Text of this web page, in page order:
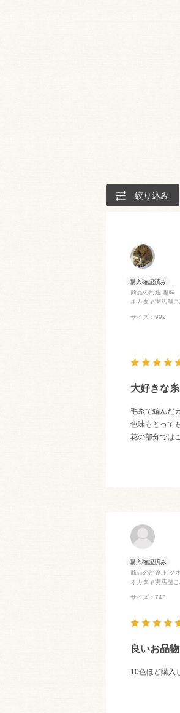
絞り込み
商品の用途:趣味
オカダヤ実店舗
サイズ：992
大好きな糸
毛糸で編んだ
色味もとって
花の部分では
商品の用途:ビジ
オカダヤ実店舗
サイズ：743
良いお品
10色ほど購入